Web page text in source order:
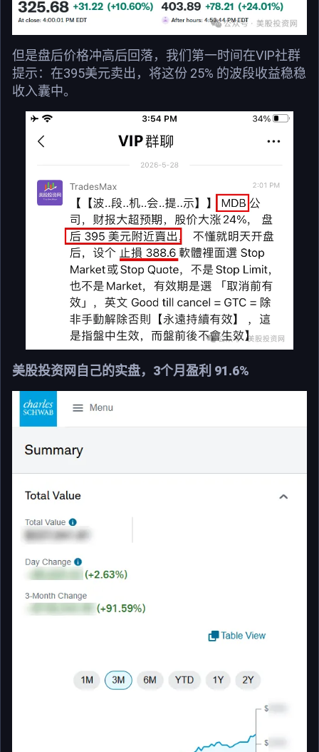
但是盘后价格冲高后回落，我们第一时间在VIP社群
提示：在395美元卖出，将这份 25% 的波段收益稳稳
收入囊中。
美股投资网自己的实盘，3个月盈利 91.6%